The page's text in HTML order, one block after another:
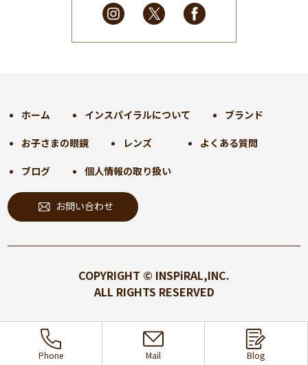
2025年2月
(28)
2025年1月
(34)
2024年9月(30)
2024年7月(31)
2024年6月(30)
2024年5月
2024年4月 (32)
2024年2月(31)
2024年1月(45)
2023年12月(31)
(31)
(32)
ホーム インスパイラルについて ブランド
お子さまの眼鏡 レンズ よくある質問
ブログ 個人情報の取り扱い
お問い合わせ
COPYRIGHT © INSPiRAL,INC.
ALL RIGHTS RESERVED
Phone Mail Blog